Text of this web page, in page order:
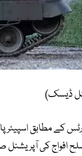
ڈیسک)
کے مطابق
افواج کی آپریشنل